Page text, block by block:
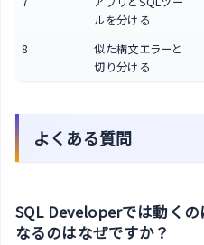
ルを分ける
8
似た構文エラーと
切り分ける
よくある質問
SQL Developerでは動く
なるのはなぜですか？